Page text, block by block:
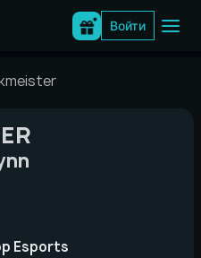
Войти
Esports